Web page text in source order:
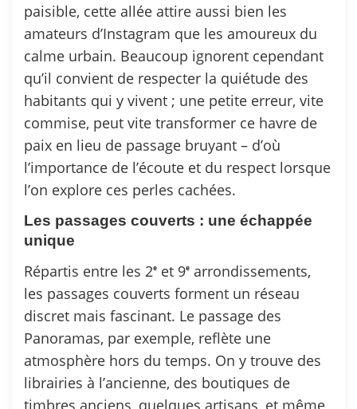
paisible, cette allée attire aussi bien les
amateurs d’Instagram que les amoureux du
calme urbain. Beaucoup ignorent cependant
qu’il convient de respecter la quiétude des
habitants qui y vivent ; une petite erreur, vite
commise, peut vite transformer ce havre de
paix en lieu de passage bruyant – d’où
l’importance de l’écoute et du respect lorsque
l’on explore ces perles cachées.
Les passages couverts : une échappée
unique
Répartis entre les 2ᵉ et 9ᵉ arrondissements,
les passages couverts forment un réseau
discret mais fascinant. Le passage des
Panoramas, par exemple, reflète une
atmosphère hors du temps. On y trouve des
librairies à l’ancienne, des boutiques de
timbres anciens, quelques artisans, et même